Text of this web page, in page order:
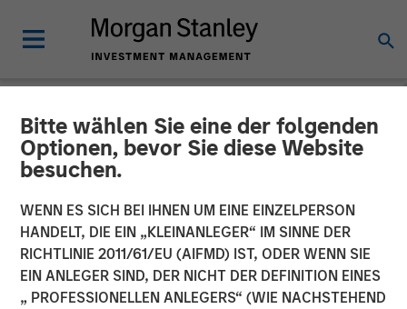
Bitte wählen Sie eine der folgenden
Optionen, bevor Sie diese Website
besuchen.
WENN ES SICH BEI IHNEN UM EINE EINZELPERSON
HANDELT, DIE EIN „KLEINANLEGER“ IM SINNE DER
RICHTLINIE 2011/61/EU (AIFMD) IST, ODER WENN SIE
EIN ANLEGER SIND, DER NICHT DER DEFINITION EINES
„ PROFESSIONELLEN ANLEGERS“ (WIE NACHSTEHEND
INSIGHTS
Video: Warum man jetzt in
Schwellenländeranleihen
investieren sollte -
Strategie,